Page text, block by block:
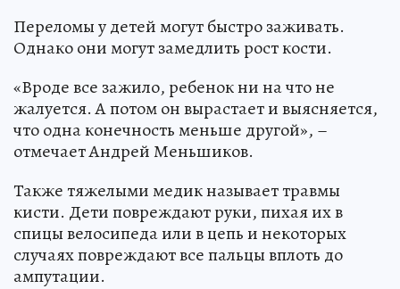
Переломы у детей могут быстро заживать.
Однако они могут замедлить рост кости.
«Вроде все зажило, ребенок ни на что не
жалуется. А потом он вырастает и выясняется,
что одна конечность меньше другой», –
отмечает Андрей Меньшиков.
Также тяжелыми медик называет травмы
кисти. Дети повреждают руки, пихая их в
спицы велосипеда или в цепь и некоторых
случаях повреждают все пальцы вплоть до
ампутации.